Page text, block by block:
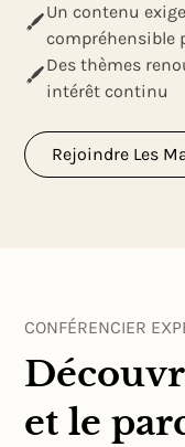
Un contenu
compréhensible
Des thèmes
intérêt continu
Rejoindre Les
CONFÉRENCIER
et le